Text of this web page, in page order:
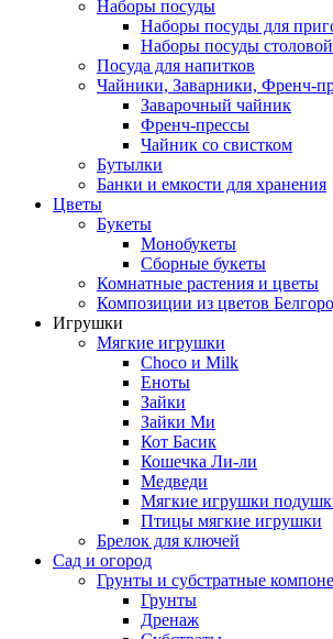
Наборы посуды
Наборы посуды для
Наборы посуды столовой
Посуда для напитков
Чайники, Заварники, Френч-
Заварочный чайник
Френч-прессы
Чайник со свистком
Бутылки
Банки и емкости для хранения
Цветы
Букеты
Монобукеты
Сборные букеты
Комнатные растения и цветы
Композиции из цветов
Игрушки
Мягкие игрушки
Choco и Milk
Еноты
Зайки
Зайки Ми
Кот Басик
Кошечка Ли-ли
Медведи
Мягкие игрушки
Птицы мягкие игрушки
Брелок для ключей
Сад и огород
Грунты и субстратные
Грунты
Дренаж